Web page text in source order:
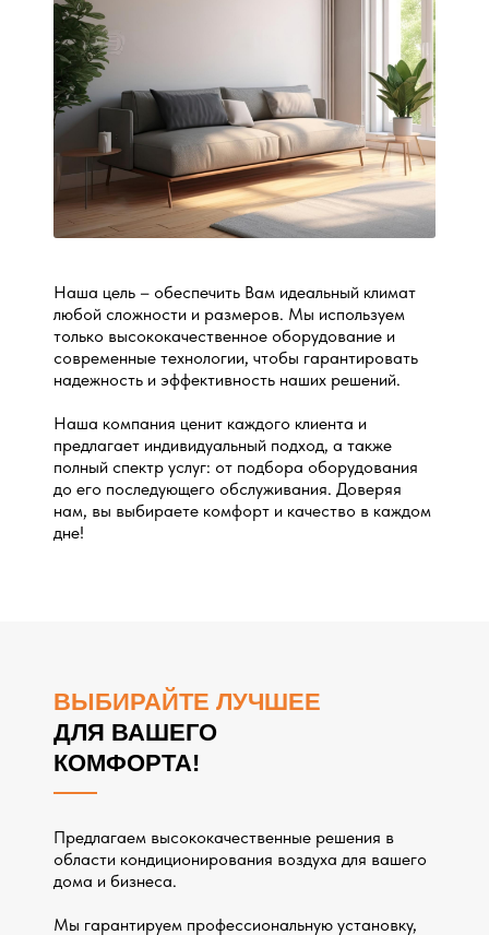
Наша цель – обеспечить Вам идеальный климат
любой сложности и размеров. Мы используем
только высококачественное оборудование и
современные технологии, чтобы гарантировать
надежность и эффективность наших решений.
Наша компания ценит каждого клиента и
предлагает индивидуальный подход, а также
полный спектр услуг: от подбора оборудования
до его последующего обслуживания. Доверяя
нам, вы выбираете комфорт и качество в каждом
дне!
ВЫБИРАЙТЕ ЛУЧШЕЕ
ДЛЯ ВАШЕГО
КОМФОРТА!
Предлагаем высококачественные решения в
области кондиционирования воздуха для вашего
дома и бизнеса.
Мы гарантируем профессиональную установку,